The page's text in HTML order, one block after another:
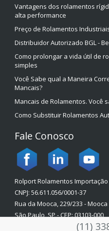
Vantagens dos rolamentos
alta performance
Preço de Rolamentos
Distribuidor Autorizado BGL -
Como prolongar a vida útil de
simples
Você Sabe qual a Maneira
Mancais?
Mancais de Rolamentos. Você
Como Substituir Rolamentos
Fale Conosco
Rolport Rolamentos Importação
CNPJ: 56.611.056/0001-37
Rua da Mooca, 229/233 - Mooca
São Paulo, SP - CEP: 03103-000
(11)